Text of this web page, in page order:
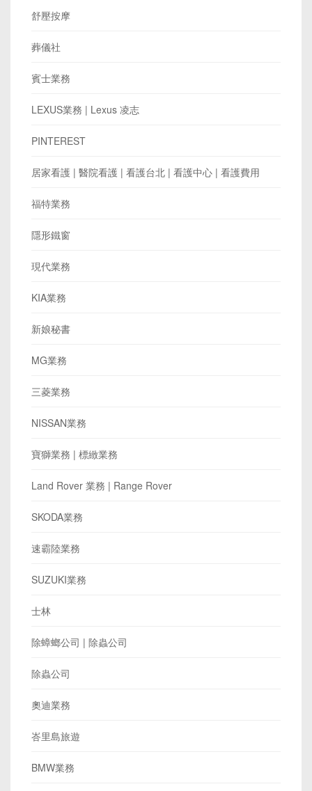
舒壓按摩
葬儀社
賓士業務
LEXUS業務 | Lexus 凌志
PINTEREST
居家看護 | 醫院看護 | 看護台北 | 看護中心 | 看護費用
福特業務
隱形鐵窗
現代業務
KIA業務
新娘秘書
MG業務
三菱業務
NISSAN業務
寶獅業務 | 標緻業務
Land Rover 業務 | Range Rover
SKODA業務
速霸陸業務
SUZUKI業務
士林
除蟑螂公司 | 除蟲公司
除蟲公司
奧迪業務
峇里島旅遊
BMW業務